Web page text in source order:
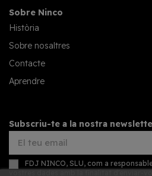
Sobre Ninco
Història
Sobre nosaltres
Contacte
Aprendre
Subscriu-te a la nostra
FDJ NINCO, SLU, com a